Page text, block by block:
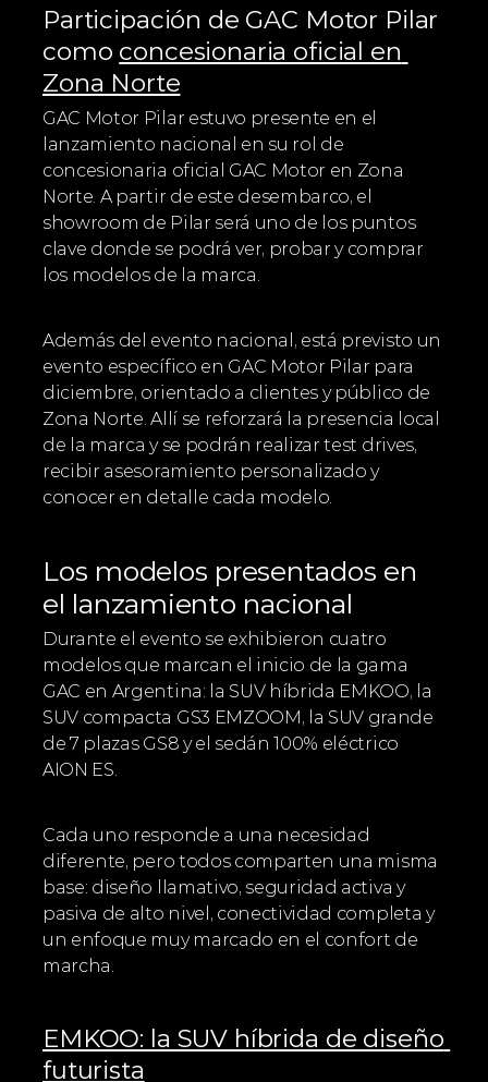
Participación de GAC Motor Pilar
como concesionaria oficial en
Zona Norte
GAC Motor Pilar estuvo presente en el
lanzamiento nacional en su rol de
concesionaria oficial GAC Motor en Zona
Norte. A partir de este desembarco, el
showroom de Pilar será uno de los puntos
clave donde se podrá ver, probar y comprar
los modelos de la marca.
Además del evento nacional, está previsto un
evento específico en GAC Motor Pilar para
diciembre, orientado a clientes y público de
Zona Norte. Allí se reforzará la presencia local
de la marca y se podrán realizar test drives,
recibir asesoramiento personalizado y
conocer en detalle cada modelo.
Los modelos presentados en
el lanzamiento nacional
Durante el evento se exhibieron cuatro
modelos que marcan el inicio de la gama
GAC en Argentina: la SUV híbrida EMKOO, la
SUV compacta GS3 EMZOOM, la SUV grande
de 7 plazas GS8 y el sedán 100% eléctrico
AION ES.
Cada uno responde a una necesidad
diferente, pero todos comparten una misma
base: diseño llamativo, seguridad activa y
pasiva de alto nivel, conectividad completa y
un enfoque muy marcado en el confort de
marcha.
EMKOO: la SUV híbrida de diseño
futurista